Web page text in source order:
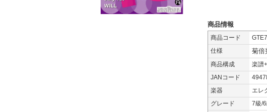
商品情報
商品コード
仕様
菊倍
商品構成
楽譜
JANコード
楽器
エレ
グレード
7級/